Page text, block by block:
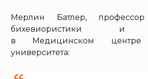
Мерлин Батлер, профессор
бихевиористики и
в Медицинском центре
университета: